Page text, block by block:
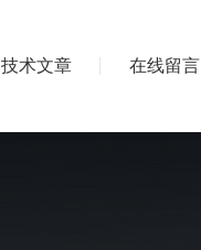
技术文章 在线留言